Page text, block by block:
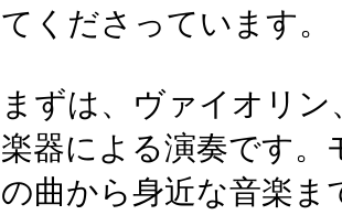
てくださっています。
まずは、ヴァイオリ
楽器による演奏です
の曲から身近な音楽ま